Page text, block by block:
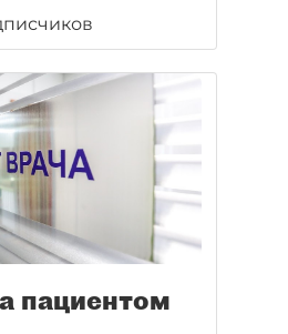
пациентом